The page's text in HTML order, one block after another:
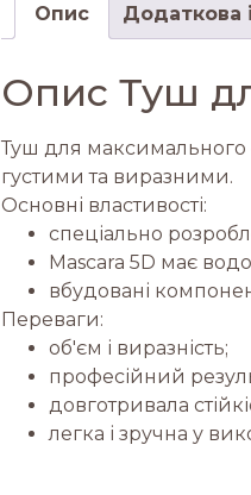
Опис Додаткова
Опис Туш
Туш для максимального
густими та виразними.
Основні властивості:
спеціально
Mascara 5D має
вбудовані
Переваги:
об'єм і виразність;
професійний
довготривала
легка і зручна у